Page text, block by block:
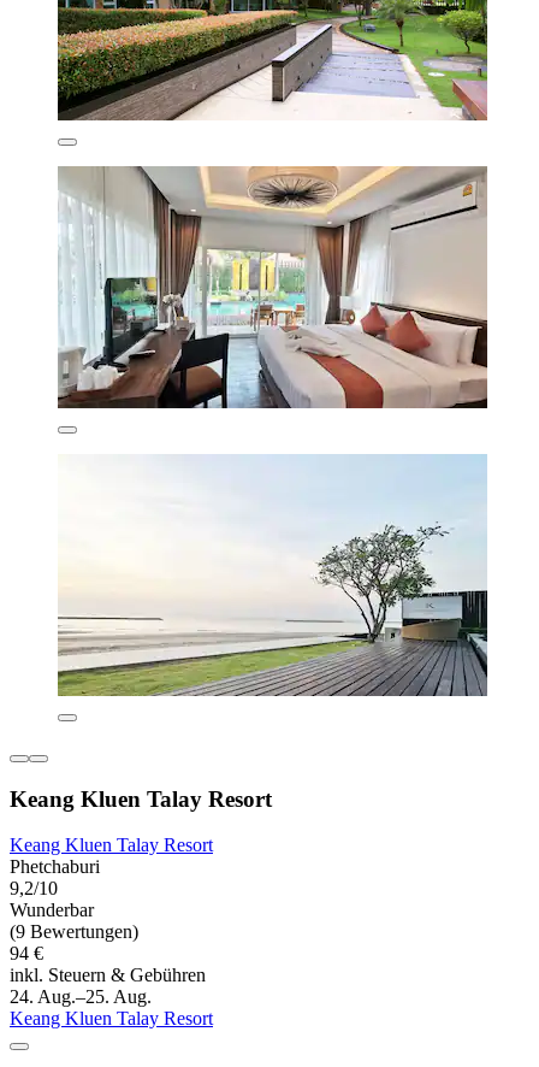
Keang Kluen Talay Resort
Keang Kluen Talay Resort
Phetchaburi
9,2/10
Wunderbar
(9 Bewertungen)
94 €
inkl. Steuern & Gebühren
24. Aug.–25. Aug.
Keang Kluen Talay Resort